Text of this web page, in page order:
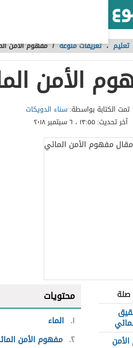
تعليم ،تعريفات منوعة /مفهوم الأمن
الأمن
تمت الكتابة بواسطة:سناء الدويكات
آخر تحديث:١٣:٥٥ ، ٦ سبتمبر ٢٠١٨
محتويات
١ الماء
٢ مفهوم الأمن